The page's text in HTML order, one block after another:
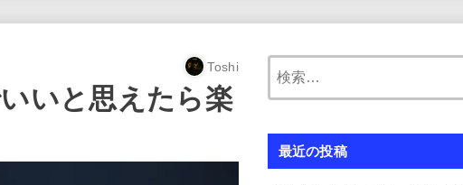
Toshi
いと思えたら楽
最近の投稿